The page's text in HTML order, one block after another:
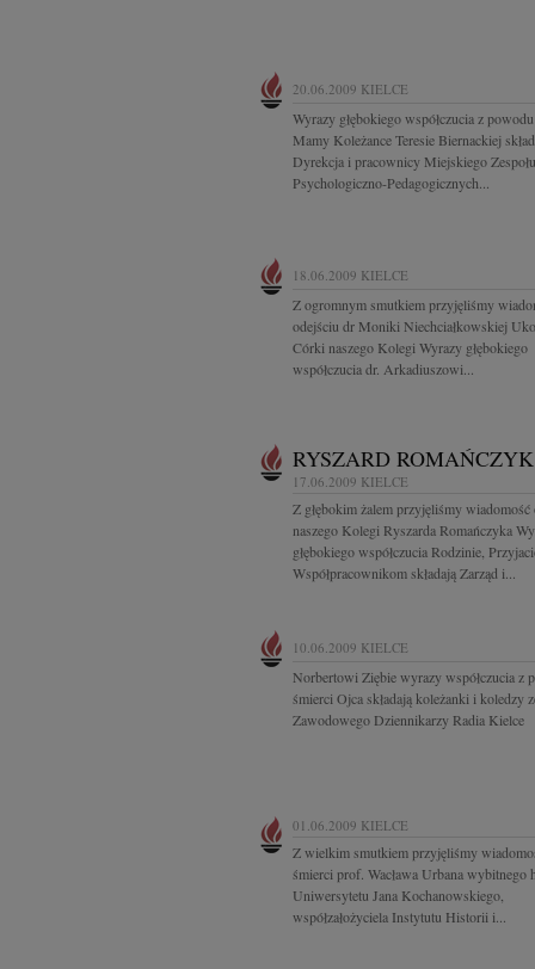
20.06.2009 KIELCE
Wyrazy głębokiego współczucia z
Mamy Koleżance Teresie Biernackiej
Dyrekcja i pracownicy Miejskiego
Psychologiczno-Pedagogicznych...
18.06.2009 KIELCE
Z ogromnym smutkiem przyjęliśmy
odejściu dr Moniki Niechciałkowskiej
Córki naszego Kolegi Wyrazy głębokiego
współczucia dr. Arkadiuszowi...
RYSZARD ROMAŃCZYK
17.06.2009 KIELCE
Z głębokim żalem przyjęliśmy wiadomość
naszego Kolegi Ryszarda Romańczyka
głębokiego współczucia Rodzinie,
Współpracownikom składają Zarząd i...
10.06.2009 KIELCE
Norbertowi Ziębie wyrazy współczucia z
śmierci Ojca składają koleżanki i koledzy
Zawodowego Dziennikarzy Radia Kielce
01.06.2009 KIELCE
Z wielkim smutkiem przyjęliśmy
śmierci prof. Wacława Urbana wybitnego
Uniwersytetu Jana Kochanowskiego,
współzałożyciela Instytutu Historii i...